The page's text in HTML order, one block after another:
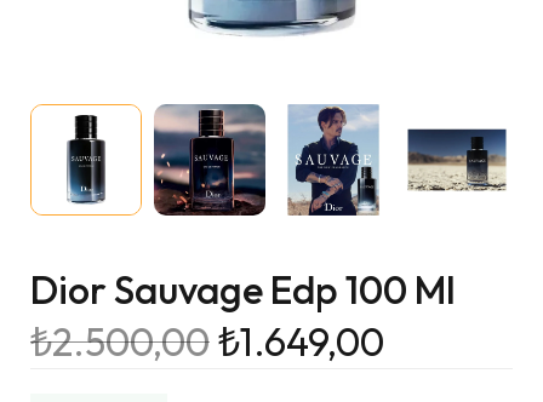
Dior Sauvage Edp 100 Ml
₺2.500,00₺1.649,00